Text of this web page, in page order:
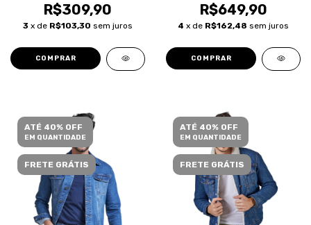
R$309,90
3 x de R$103,30 sem juros
COMPRAR
R$649,90
4 x de R$162,48 sem juros
COMPRAR
ATÉ 40% OFF
EM QUANTIDADE
FRETE GRÁTIS
ATÉ 40% OFF
EM QUANTIDADE
FRETE GRÁTIS